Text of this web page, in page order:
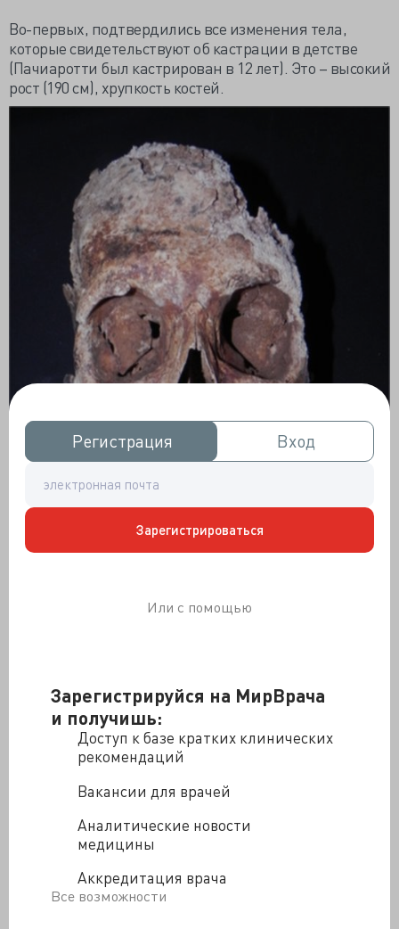
Зарегистрируйся на МирВрача
и получишь:
Доступ к базе кратких клинических
рекомендаций
Вакансии для врачей
Аналитические новости
медицины
Аккредитация врача
Все возможности
Регистрация
Регистрация Вход
Вход
Зарегистрироваться
Или с помощью
Во-первых, подтвердились все изменения тела,
которые свидетельствуют об кастрации в детстве
(Пачиаротти был кастрирован в 12 лет). Это – высокий
рост (190 см), хрупкость костей.
Череп Пачиаротти
пением. Во время интенсивных занятий требуется
проявилось в эрозии шейных позвонков и увеличение
дыхательных мышц. Всё это было заметно на скелете
Пачиаротти.